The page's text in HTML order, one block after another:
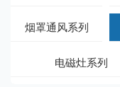
烟罩通风系列
电磁灶系列